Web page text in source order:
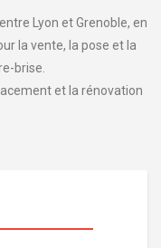
Lyon et Grenoble, en
la vente, la pose et la
brise.
et la rénovation